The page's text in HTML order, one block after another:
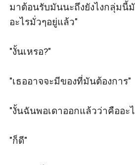
มาต้อนรับมันนะถึงยังไงกลุ่มนี้
อะไรมั่วๆอยู่แล้ว"
"งั้นเหรอ?"
"เธออาจจะมีของที่มันต้องการ"
"งั้นฉันพอเดาออกแล้วว่าคืออะ
"ก็ดี"